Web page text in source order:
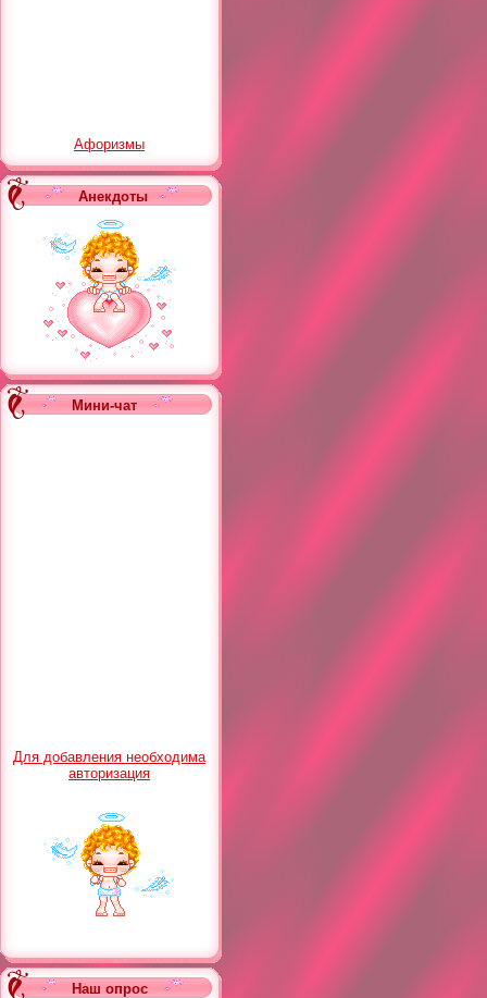
Афоризмы
Анекдоты
Мини-чат
Для добавления необходима
авторизация
Наш опрос